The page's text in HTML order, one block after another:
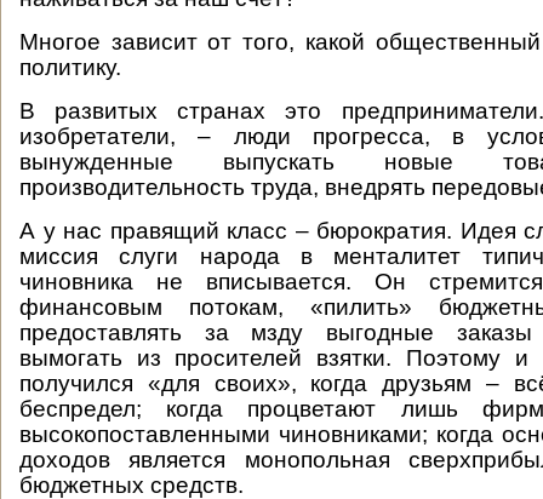
Многое зависит от того, какой
политику.
В развитых странах это
изобретатели, – люди прогресса, в
вынужденные выпускать новые
производительность труда, внедрять
А у нас правящий класс – бюрократия. Идея
миссия слуги народа в менталитет
чиновника не вписывается. Он
финансовым потокам, «пилить»
предоставлять за мзду выгодные
вымогать из просителей взятки. Поэтому и
получился «для своих», когда друзьям –
беспредел; когда процветают лишь
высокопоставленными чиновниками; когда
доходов является монопольная
бюджетных средств.